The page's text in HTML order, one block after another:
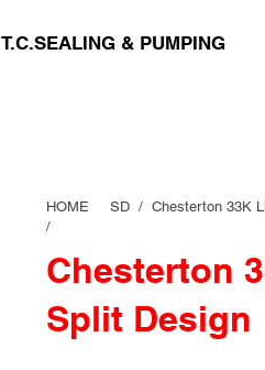
T.C.SEALING & PUMPING
HOME
/
SD / Chesterton 33K
Chesterton
Split Design